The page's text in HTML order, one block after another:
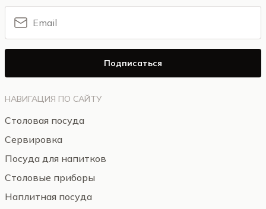
НАВИГАЦИЯ ПО САЙТУ
Столовая посуда
Сервировка
Посуда для напитков
Столовые приборы
Наплитная посуда
Подписаться